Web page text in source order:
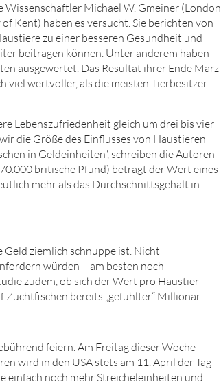
Wissenschaftler Michael W. Gmeiner (London
Kent) haben es versucht. Sie berichten von
zu einer besseren Gesundheit und
beitragen können. Unter anderem haben
ausgewertet. Das Resultat ihrer Ende März
viel wertvoller, als die meisten Tierbesitzer
Lebenszufriedenheit gleich um drei bis vier
die Größe des Einflusses von Haustieren
in Geldeinheiten“, schreiben die Autoren
britische Pfund) beträgt der Wert eines
mehr als das Durchschnittsgehalt in
Geld ziemlich schnuppe ist. Nicht
würden – am besten noch
zudem, ob sich der Wert pro Haustier
Zuchtfischen bereits „gefühlter“ Millionär.
feiern. Am Freitag dieser Woche
wird in den USA stets am 11. April der Tag
einfach noch mehr Streicheleinheiten und